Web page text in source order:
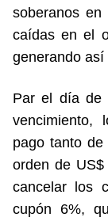
soberanos
caídas en el
generando así
Par el día de
vencimiento,
pago tanto
orden de US$
cancelar los
cupón 6%,